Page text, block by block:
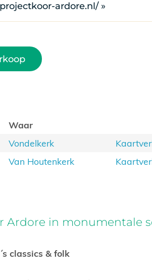
ardore.nl/ »
Waar
Vondelkerk
Van Houtenkerk
Ardore in monumentale
classics & folk